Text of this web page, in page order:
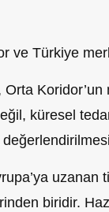
ve Türkiye
Orta
küresel
biridir.